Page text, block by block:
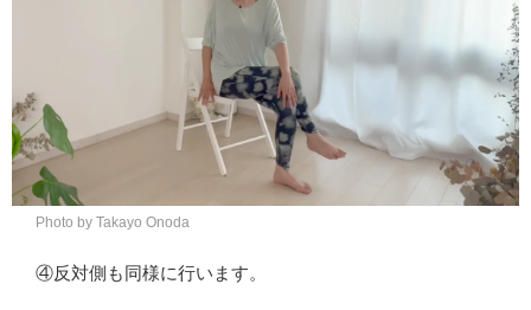
Photo by Takayo Onoda
④反対側も同様に行います。